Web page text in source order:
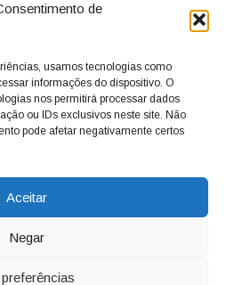
de
usamos tecnologias como
informações do dispositivo. O
nos permitirá processar dados
ou IDs exclusivos neste site. Não
pode afetar negativamente certos
Aceitar
Negar
naquela época só existiam
anos, o jornal continua
notícias. Nunca
do cidadão, sempre
em busca de melhorias
resoluções para casos
(19) 3929-6225